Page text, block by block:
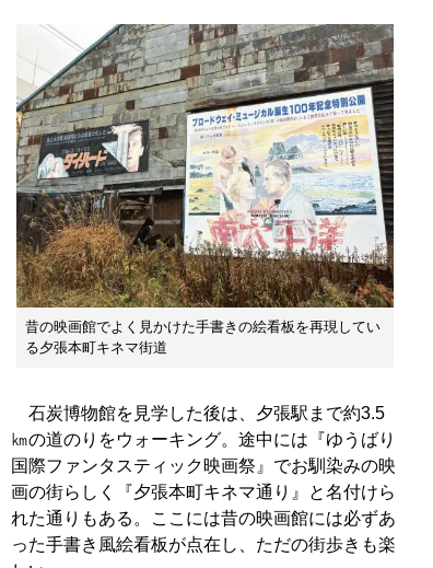
昔の映画館でよく見かけた手書きの絵看板を再現してい
る夕張本町キネマ街道
石炭博物館を見学した後は、夕張駅まで約3.5
㎞の道のりをウォーキング。途中には『ゆうばり
国際ファンタスティック映画祭』でお馴染みの映
画の街らしく『夕張本町キネマ通り』と名付けら
れた通りもある。ここには昔の映画館には必ずあ
った手書き風絵看板が点在し、ただの街歩きも楽